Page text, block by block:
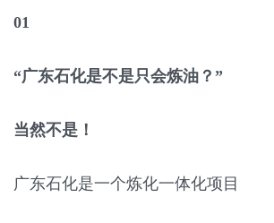
01
“广东石化是不是只会炼油？”
当然不是！
广东石化是一个炼化一体化项目